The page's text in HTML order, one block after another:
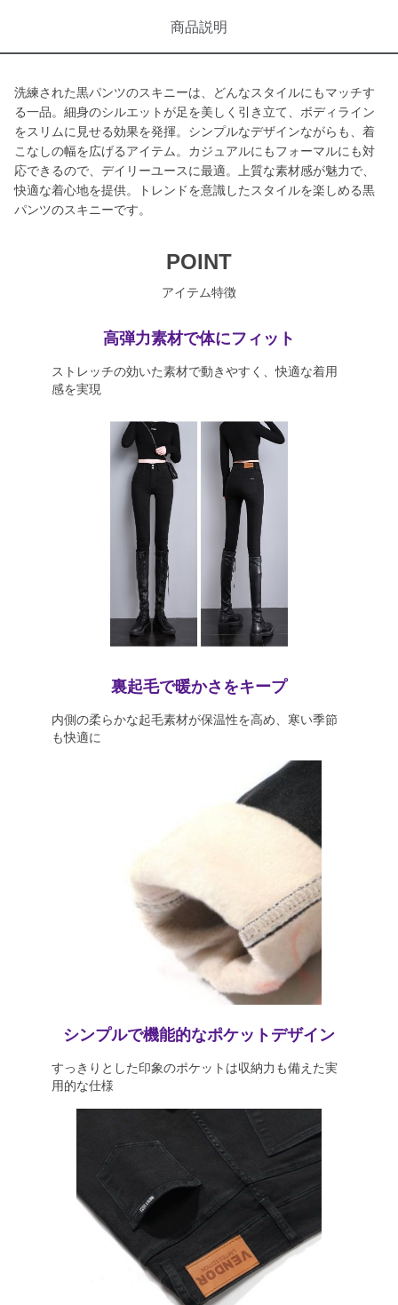
商品説明
洗練された黒パンツのスキニーは、どんなスタイルにもマッチす
る一品。細身のシルエットが足を美しく引き立て、ボディライン
をスリムに見せる効果を発揮。シンプルなデザインながらも、着
こなしの幅を広げるアイテム。カジュアルにもフォーマルにも対
応できるので、デイリーユースに最適。上質な素材感が魅力で、
快適な着心地を提供。トレンドを意識したスタイルを楽しめる黒
パンツのスキニーです。
POINT
アイテム特徴
高弾力素材で体にフィット
ストレッチの効いた素材で動きやすく、快適な着用
感を実現
裏起毛で暖かさをキープ
内側の柔らかな起毛素材が保温性を高め、寒い季節
も快適に
シンプルで機能的なポケットデザイン
すっきりとした印象のポケットは収納力も備えた実
用的な仕様